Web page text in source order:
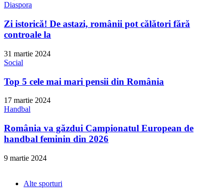
Diaspora
Zi istorică! De astazi, românii pot călători fără
controale la
31 martie 2024
Social
Top 5 cele mai mari pensii din România
17 martie 2024
Handbal
România va găzdui Campionatul European de
handbal feminin din 2026
9 martie 2024
Alte sporturi